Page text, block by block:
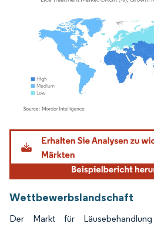
Bild © Mordor Intelligence.
Wettbewerbslandschaft
Der Markt für